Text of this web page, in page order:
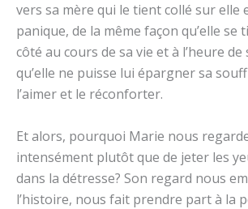
vers sa mère qui le tient collé sur elle
panique, de la même façon qu’elle se
côté au cours de sa vie et à l’heure
qu’elle ne puisse lui épargner sa
l’aimer et le réconforter.
Et alors, pourquoi Marie nous
intensément plutôt que de jeter les
dans la détresse? Son regard nous
l’histoire, nous fait prendre part à la